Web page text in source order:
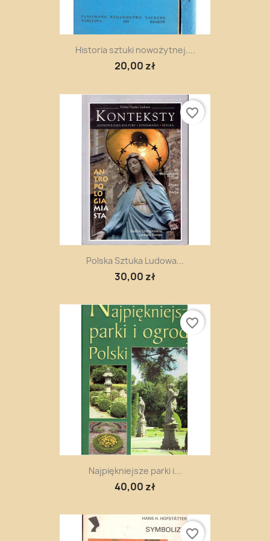
Historia sztuki nowożytnej....
20,00 zł
Polska Sztuka Ludowa...
30,00 zł
favorite_border
Najpiękniejsze parki i...
40,00 zł
favorite_border
favorite_border